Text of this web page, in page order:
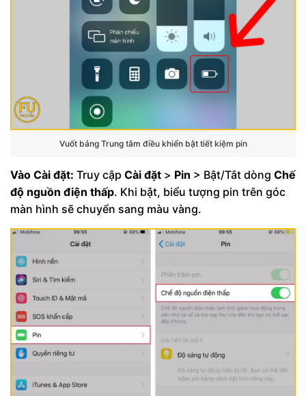
Vuốt bảng Trung tâm điều khiển bật tiết kiệm pin
Vào Cài đặt: Truy cập Cài đặt > Pin > Bật/Tắt dòng Chế
độ nguồn điện thấp. Khi bật, biểu tượng pin trên góc
màn hình sẽ chuyển sang màu vàng.